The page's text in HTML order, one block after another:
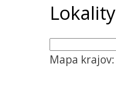
Lokality
Mapa krajov: